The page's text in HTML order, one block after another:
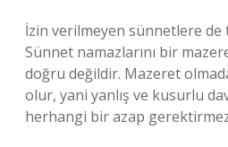
İzin verilmeyen sünnetlere de
Sünnet namazlarını bir
doğru değildir. Mazeret
olur, yani yanlış ve kusurlu
herhangi bir azap